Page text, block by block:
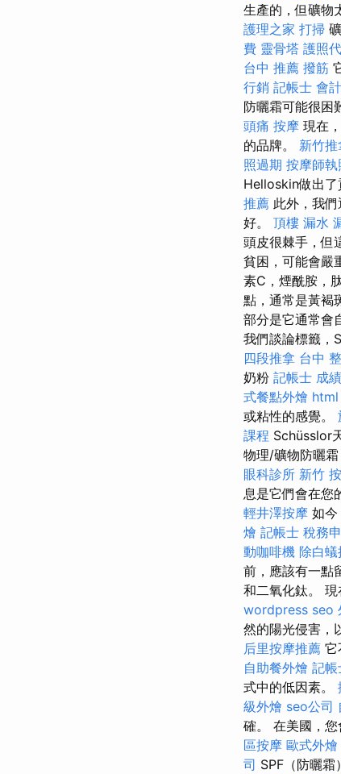
生產的，但礦物
護理之家 打掃
費 靈骨塔 護照
台中 推薦 撥筋
行銷 記帳士 會
防曬霜可能很困
頭痛 按摩 現在
的品牌。 新竹
照過期 按摩師執
Helloskin做出了
推薦 此外，我
好。 頂樓 漏水
頭皮很棘手，但
貧困，可能會嚴
素C，煙酰胺，
點，通常是黃褐
部分是它通常會
我們談論標籤，
四段推拿 台中
奶粉 記帳士 成
式餐點外燴 html
或粘性的感覺。
課程 Schüsslor
物理/礦物防曬
眼科診所 新竹
息是它們會在您
輕井澤按摩 如今
燴 記帳士 稅務
動咖啡機 除白蟻
前，應該有一點
和二氧化鈦。
wordpress seo
然的陽光侵害，
后里按摩推薦 它
自助餐外燴 記帳
式中的低因素。
級外燴 seo公司
確。 在美國，您
區按摩 歐式外燴
司 SPF（防曬霜